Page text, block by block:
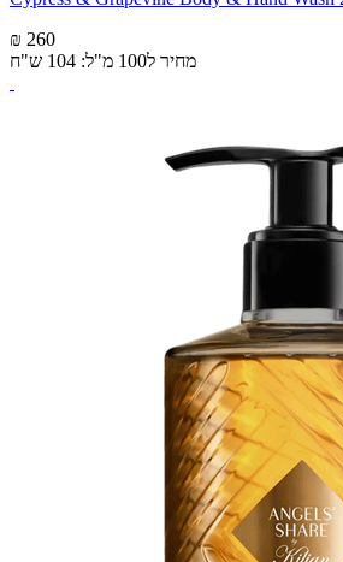
₪ 260
מחיר ל100 מ"ל: 104 ש"ח